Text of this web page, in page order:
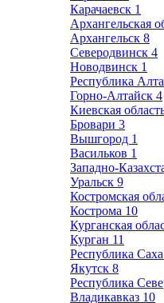
Карачаевск 1
Архангельская
Архангельск 8
Северодвинск 4
Новодвинск 1
Республика
Горно-Алтайск 4
Киевская
Бровари 3
Вышгород 1
Васильков 1
Западно-
Уральск 9
Костромская
Кострома 10
Курганская
Курган 11
Республика
Якутск 8
Республика
Владикавказ 10